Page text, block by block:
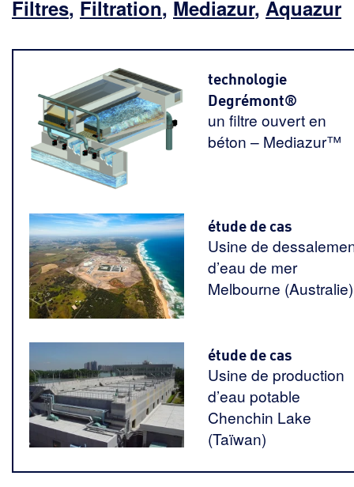
Filtres, Filtration, Mediazur, Aquazur
technologie
Degrémont®
un filtre ouvert en
béton – Mediazur™
étude de cas
Usine de
d’eau de mer
Melbourne (Australie)
étude de cas
Usine de production
d’eau potable
Chenchin Lake
(Taïwan)